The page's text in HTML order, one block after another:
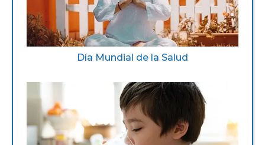
Día Mundial de la Salud